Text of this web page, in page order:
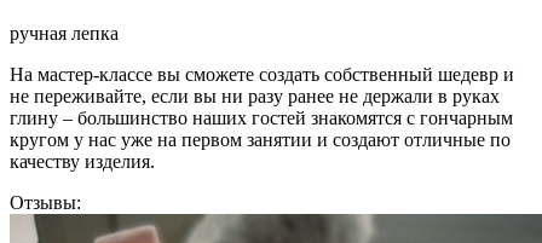
ручная лепка
На мастер-классе вы сможете создать собственный шедевр и
не переживайте, если вы ни разу ранее не держали в руках
глину – большинство наших гостей знакомятся с гончарным
кругом у нас уже на первом занятии и создают отличные по
качеству изделия.
Отзывы: